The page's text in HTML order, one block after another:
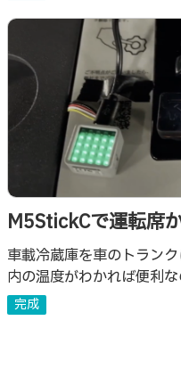
M5StickCで運転席
かるようにしてみた
車載冷蔵庫を車のトラン
内の温度がわかれば便利な
完成